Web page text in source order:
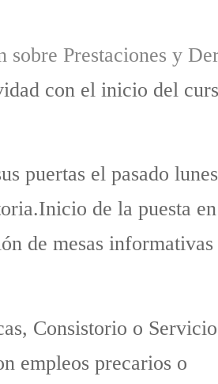
Prestaciones y
con el inicio del
puertas el pasado
de la puesta
de mesas informativas
Consistorio o
empleos precarios o